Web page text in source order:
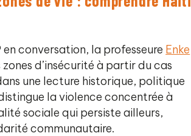
conversation, la professeure Enke
zones d’insécurité à partir du cas
une lecture historique, politique
la violence concentrée à
sociale qui persiste ailleurs,
communautaire.